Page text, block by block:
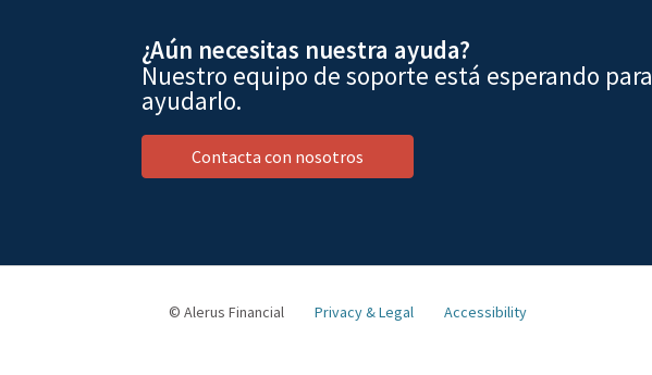
¿Aún necesitas nuestra ayuda?
Nuestro equipo de soporte está esperando para
ayudarlo.
Contacta con nosotros
© Alerus Financial Privacy & Legal Accessibility